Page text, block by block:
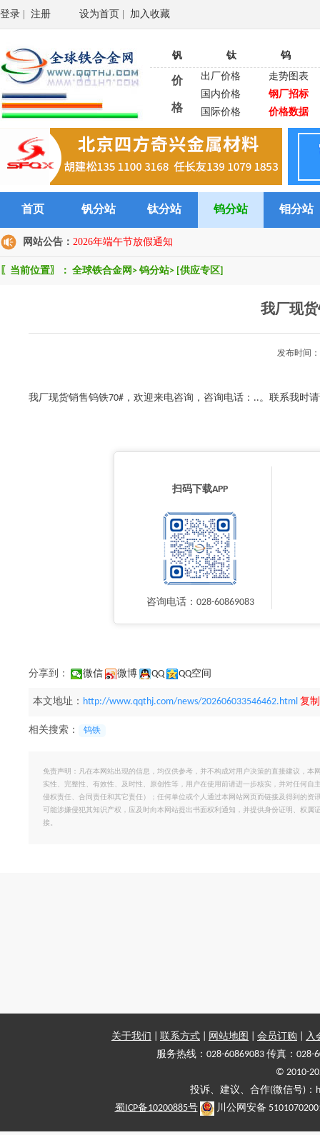
登录 注册 设为首页 加入收藏
钒 钛 钨
价
格
出厂价格
走势图表
国内价格
钢厂招标
国际价格
价格数据
首页 钒分站 钛分站 钨分站 钼分站
网站公告： 2026年端午节放假通知
〖当前位置〗： 全球铁合金网 > 钨分站> [供应专区]
我厂现
发布时间
我厂现货销售钨铁70#，欢迎来电咨询，咨询电话：..。联系我时
扫码下载APP
咨询电话：028-60869083
分享到： 微信 微博 QQ QQ空间
本文地址： http://www.qqthj.com/news/202606033546462.html 复
相关搜索： 钨铁
免责声明：凡在本网站出现的信息，均仅供参考，并不构成对用户决策的直接建议，
实性、完整性、有效性、及时性、原创性等，用户在使用前请进一步核实，并对任何
侵权责任、合同责任和其它责任）；任何单位或个人通过本网站网页而链接及得到的
可能涉嫌侵犯其知识产权，应及时向本网站提出书面权利通知，并提供身份证明、权
接。
关于我们 联系方式 网站地图 会员订购
入
服务热线：028-60869083 传真：028-
© 2010-
投诉、建议、合作(微信号)
蜀ICP备10200885号
川公网安备